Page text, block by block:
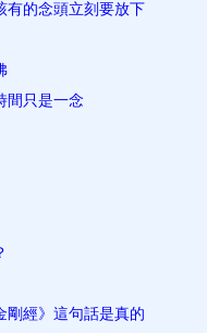
有的念頭立刻要放下
間只是一念
剛經》這句話是真的